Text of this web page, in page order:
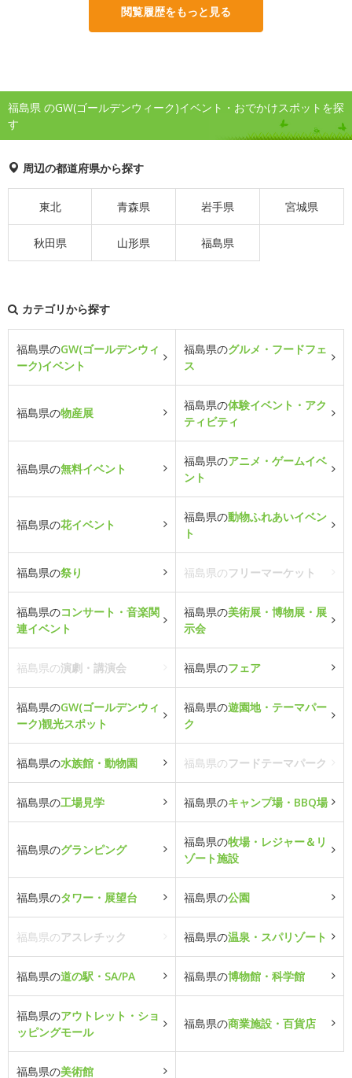
閲覧履歴をもっと見る
福島県 のGW(ゴールデンウィーク)イベント・おでかけスポットを探
す
周辺の都道府県から探す
東北 青森県 岩手県 宮城県
秋田県 山形県 福島県
カテゴリから探す
福島県のGW(ゴールデンウィ
ーク)イベント
福島県のグルメ・フードフェ
ス
福島県の物産展
福島県の体験イベント・アク
ティビティ
福島県の無料イベント
福島県のアニメ・ゲームイベ
ント
福島県の花イベント
福島県の動物ふれあいイベン
ト
福島県の祭り 福島県のフリーマーケット
福島県のコンサート・音楽関
連イベント
福島県の美術展・博物展・展
示会
福島県の演劇・講演会 福島県のフェア
福島県のGW(ゴールデンウィ
ーク)観光スポット
福島県の遊園地・テーマパー
ク
福島県の水族館・動物園 福島県のフードテーマパーク
福島県の工場見学 福島県のキャンプ場・BBQ場
福島県のグランピング
福島県の牧場・レジャー＆リ
ゾート施設
福島県のタワー・展望台 福島県の公園
福島県のアスレチック 福島県の温泉・スパリゾート
福島県の道の駅・SA/PA 福島県の博物館・科学館
福島県のアウトレット・ショ
ッピングモール
福島県の商業施設・百貨店
福島県の美術館